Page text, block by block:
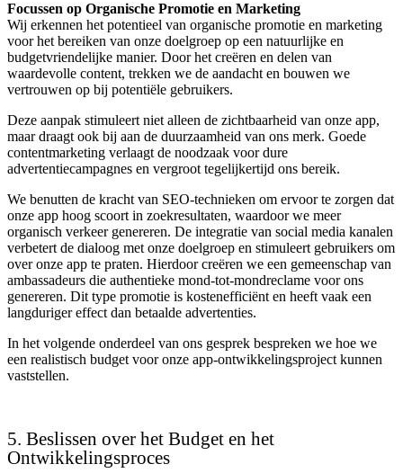
Focussen op Organische Promotie en Marketing
Wij erkennen het potentieel van organische promotie en marketing
voor het bereiken van onze doelgroep op een natuurlijke en
budgetvriendelijke manier. Door het creëren en delen van
waardevolle content, trekken we de aandacht en bouwen we
vertrouwen op bij potentiële gebruikers.
Deze aanpak stimuleert niet alleen de zichtbaarheid van onze app,
maar draagt ook bij aan de duurzaamheid van ons merk. Goede
contentmarketing verlaagt de noodzaak voor dure
advertentiecampagnes en vergroot tegelijkertijd ons bereik.
We benutten de kracht van SEO-technieken om ervoor te zorgen dat
onze app hoog scoort in zoekresultaten, waardoor we meer
organisch verkeer genereren. De integratie van social media kanalen
verbetert de dialoog met onze doelgroep en stimuleert gebruikers om
over onze app te praten. Hierdoor creëren we een gemeenschap van
ambassadeurs die authentieke mond-tot-mondreclame voor ons
genereren. Dit type promotie is kostenefficiënt en heeft vaak een
langduriger effect dan betaalde advertenties.
In het volgende onderdeel van ons gesprek bespreken we hoe we
een realistisch budget voor onze app-ontwikkelingsproject kunnen
vaststellen.
5. Beslissen over het Budget en het
Ontwikkelingsproces